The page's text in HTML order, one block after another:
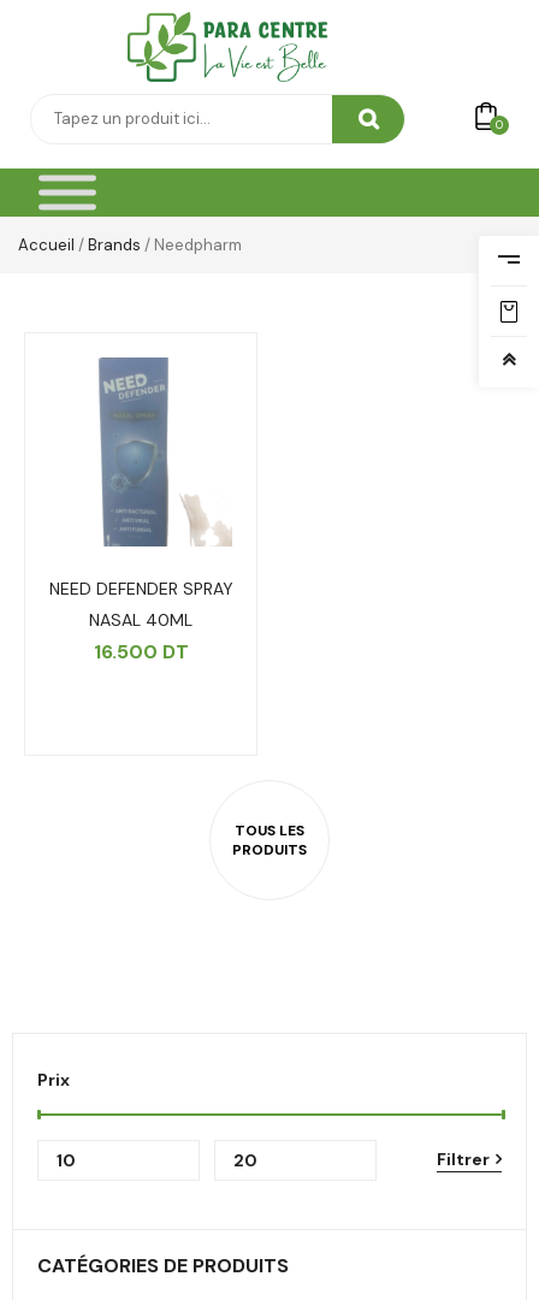
0
Accueil /Brands / Needpharm
Prix
Filtrer
CATÉGORIES DE PRODUITS
NEED DEFENDER SPRAY
NASAL 40ML
16.500 DT